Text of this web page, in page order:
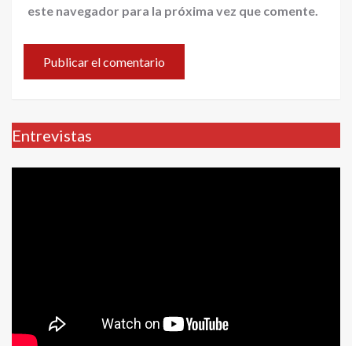
este navegador para la próxima vez que comente.
Entrevistas